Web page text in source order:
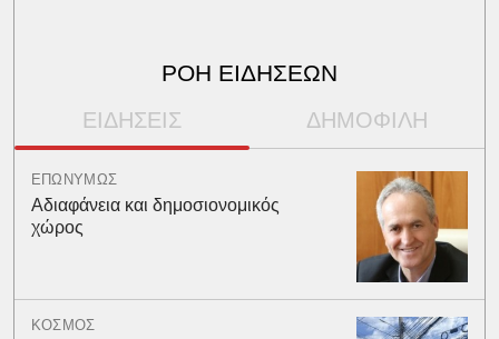
ΡΟΗ ΕΙΔΗΣΕΩΝ
ΕΙΔΗΣΕΙΣ ΔΗΜΟΦΙΛΗ
ΕΠΩΝΥΜΩΣ
Αδιαφάνεια και δημοσιονομικός
χώρος
ΚΟΣΜΟΣ